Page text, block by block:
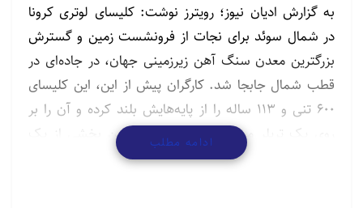
به گزارش ادیان نیوز؛ رویترز نوشت: کلیسای لوتری کرونا
در شمال سوئد برای نجات از فرونشست زمین و گسترش
بزرگترین معدن سنگ آهن زیرزمینی جهان، در جاده‌ای در
قطب شمال جابجا شد. کارگران پیش از این، این کلیسای
۶۰۰ تنی و ۱۱۳ ساله را از پایه‌هایش بلند کرده و آن را بر
روی یک تریلر مخصوص قرار داده‌اند. این بخشی از یک
پروژه ۳۰ ساله برای جابجایی هزاران نفر و ساختمان از شهر
ادامه مطلب